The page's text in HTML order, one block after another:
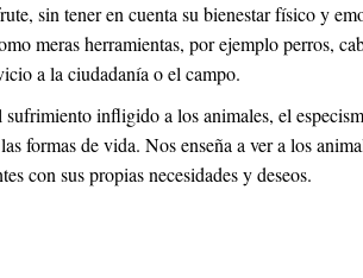
sin tener en cuenta su bienestar físico y
meras herramientas, por ejemplo perros,
a la ciudadanía o el campo.
sufrimiento infligido a los animales, el
formas de vida. Nos enseña a ver a los
con sus propias necesidades y deseos.